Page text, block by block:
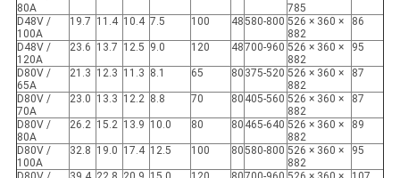
80A
785
D48V /
100A
19.7 11.4 10.4 7.5 100 48580-800 526 × 360 ×
882
86
D48V /
120A
23.6 13.7 12.5 9.0 120 48700-960 526 × 360 ×
882
95
D80V /
65A
21.3 12.3 11.3 8.1 65 80 375-520 526 × 360 ×
882
87
D80V /
70A
23.0 13.3 12.2 8.8 70 80 405-560 526 × 360 ×
882
87
D80V /
80A
26.2 15.2 13.9 10.0 80 80 465-640 526 × 360 ×
882
89
D80V /
100A
32.8 19.0 17.4 12.5 100 80580-800 526 × 360 ×
882
95